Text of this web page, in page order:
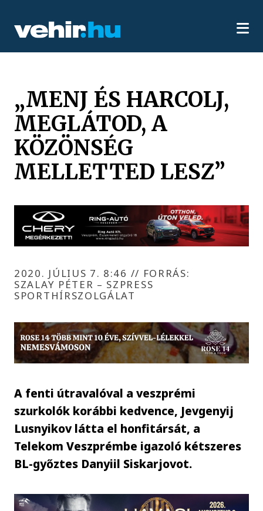
„MENJ ÉS HARCOLJ,
MEGLÁTOD, A
KÖZÖNSÉG
MELLETTED LESZ”
2020. JÚLIUS 7. 8:46 // FORRÁS:
SZALAY PÉTER – SZPRESS
SPORTHÍRSZOLGÁLAT
A fenti útravalóval a veszprémi
szurkolók korábbi kedvence, Jevgenyij
Lusnyikov látta el honfitársát, a
Telekom Veszprémbe igazoló kétszeres
BL-győztes Danyiil Siskarjovot.